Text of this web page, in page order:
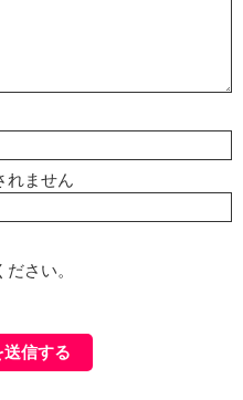
れません
さい。